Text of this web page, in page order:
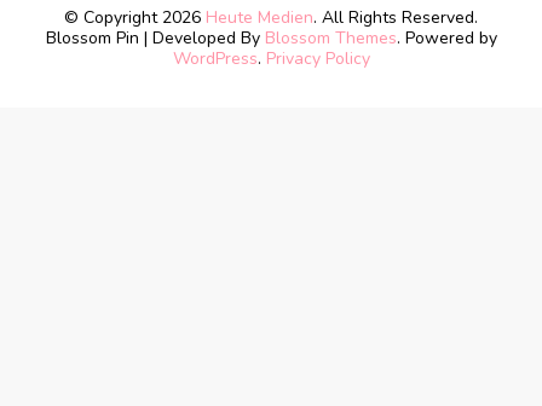
© Copyright 2026 Heute Medien. All Rights Reserved.
Blossom Pin | Developed By Blossom Themes. Powered by
WordPress. Privacy Policy